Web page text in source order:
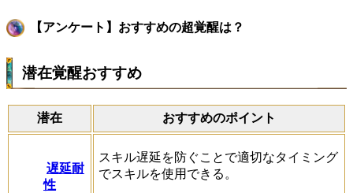
【アンケート】おすすめの超覚醒は？
潜在覚醒おすすめ
潜在 おすすめのポイント
遅延耐
性
スキル遅延を防ぐことで適切なタイミング
でスキルを使用できる。